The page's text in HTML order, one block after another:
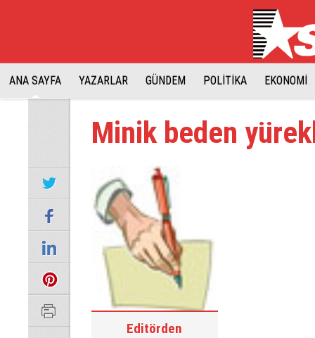
ANA SAYFA YAZARLAR GÜNDEM POLİTİKA EKONOMİ
Minik beden
Editörden